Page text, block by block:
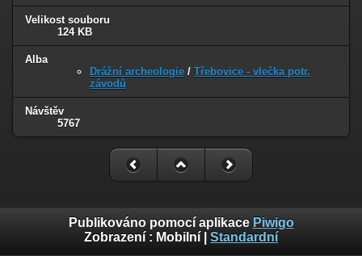
Velikost souboru
124 KB
Alba
Drážní archeologie / Třebovice - vlečka potr.
závodů
Návštěv
5767
Publikováno pomocí aplikace Piwigo
Zobrazení : Mobilní Standardní